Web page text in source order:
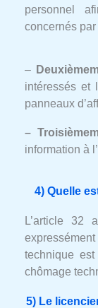
personnel
concernés
–
intéressés et
panneaux
–
information à
4) Quelle
L’article 32
technique
chômage
5) Le